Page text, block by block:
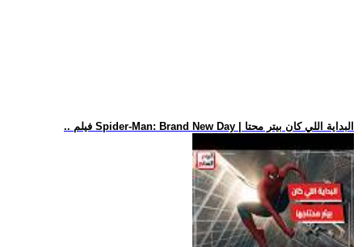
.. فيلم Spider-Man: Brand New Day | البداية اللي كان بيتر محتا